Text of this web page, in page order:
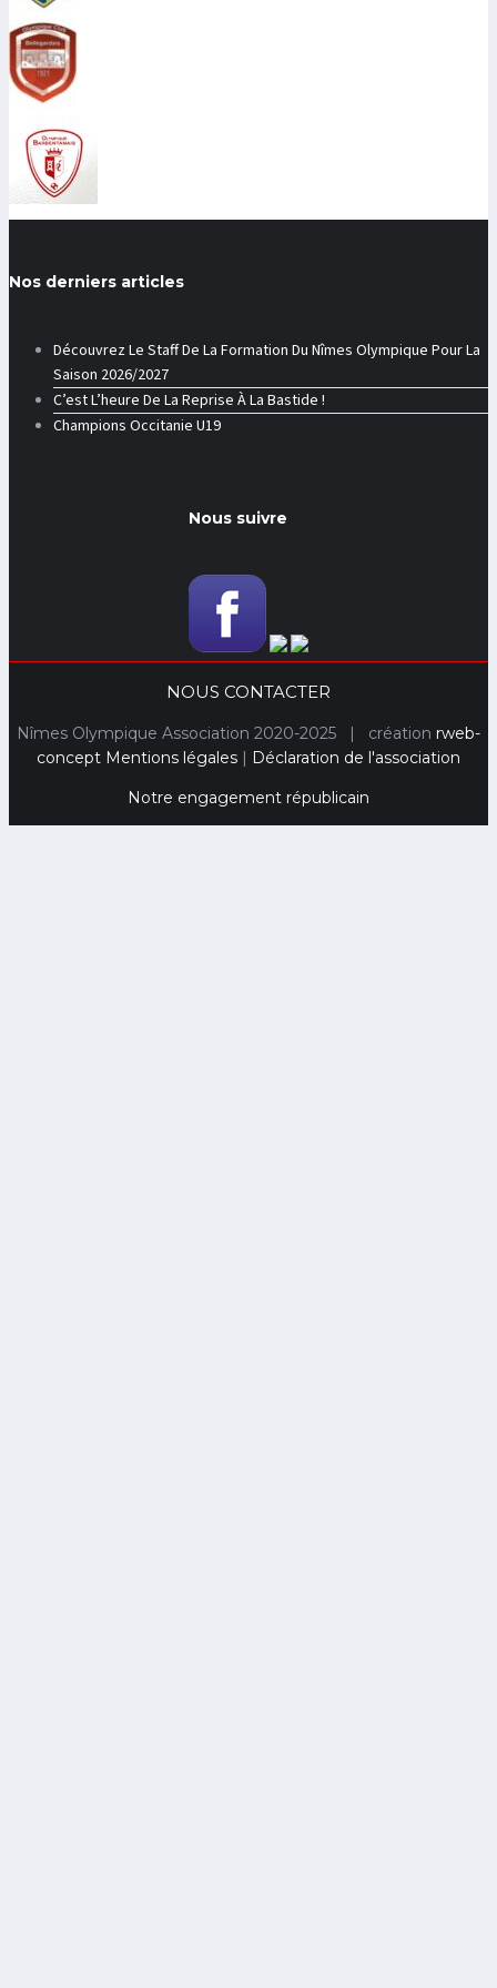
Nos derniers articles
Découvrez Le Staff De La Formation Du Nîmes Olympique Pour La
Saison 2026/2027
C’est L’heure De La Reprise À La Bastide !
Champions Occitanie U19
Nous suivre
NOUS CONTACTER
Nîmes Olympique Association 2020-2025 | création rweb-
concept Mentions légales | Déclaration de l'association
Notre engagement républicain